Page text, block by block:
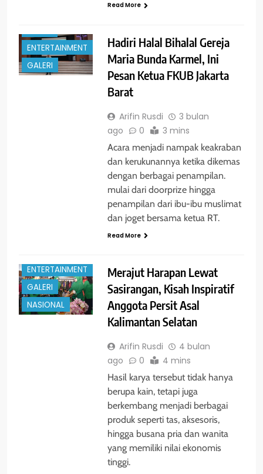
Read More
ENTERTAINMENT
GALERI
Hadiri Halal Bihalal Gereja
Maria Bunda Karmel, Ini
Pesan Ketua FKUB Jakarta
Barat
Arifin Rusdi
3 bulan
ago
0 3 mins
Acara menjadi nampak keakraban
dan kerukunannya ketika dikemas
dengan berbagai penampilan.
mulai dari doorprize hingga
penampilan dari ibu-ibu muslimat
dan joget bersama ketua RT.
Read More
ENTERTAINMENT
GALERI
NASIONAL
Merajut Harapan Lewat
Sasirangan, Kisah Inspiratif
Anggota Persit Asal
Kalimantan Selatan
Arifin Rusdi
4 bulan
ago
0 4 mins
Hasil karya tersebut tidak hanya
berupa kain, tetapi juga
berkembang menjadi berbagai
produk seperti tas, aksesoris,
hingga busana pria dan wanita
yang memiliki nilai ekonomis
tinggi.